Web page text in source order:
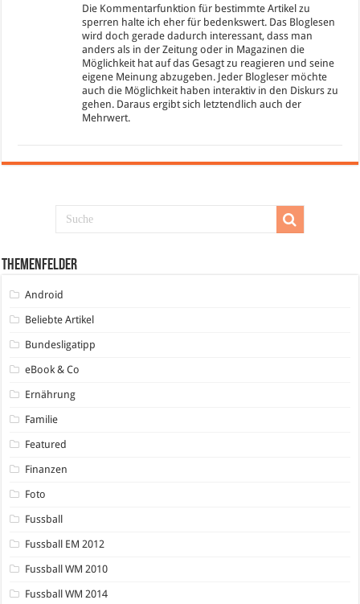
Die Kommentarfunktion für bestimmte Artikel zu
sperren halte ich eher für bedenkswert. Das Bloglesen
wird doch gerade dadurch interessant, dass man
anders als in der Zeitung oder in Magazinen die
Möglichkeit hat auf das Gesagt zu reagieren und seine
eigene Meinung abzugeben. Jeder Blogleser möchte
auch die Möglichkeit haben interaktiv in den Diskurs zu
gehen. Daraus ergibt sich letztendlich auch der
Mehrwert.
Themenfelder
Android
Beliebte Artikel
Bundesligatipp
eBook & Co
Ernährung
Familie
Featured
Finanzen
Foto
Fussball
Fussball EM 2012
Fussball WM 2010
Fussball WM 2014